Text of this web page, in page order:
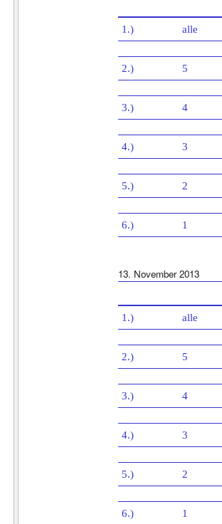
1.) alle
2.) 5
3.) 4
4.) 3
5.) 2
6.) 1
13. November 2013
1.) alle
2.) 5
3.) 4
4.) 3
5.) 2
6.) 1